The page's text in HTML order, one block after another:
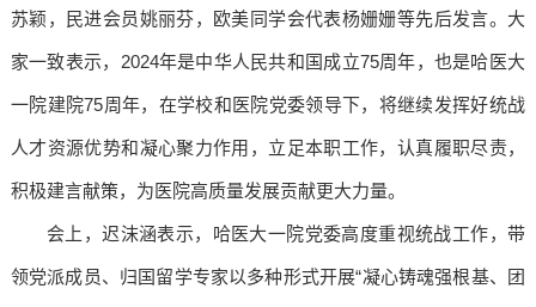
苏颖，民进会员姚丽芬，欧美同学会代表杨姗姗等先后发言。大
家一致表示，2024年是中华人民共和国成立75周年，也是哈医大
一院建院75周年，在学校和医院党委领导下，将继续发挥好统战
人才资源优势和凝心聚力作用，立足本职工作，认真履职尽责，
积极建言献策，为医院高质量发展贡献更大力量。
会上，迟沫涵表示，哈医大一院党委高度重视统战工作，带
领党派成员、归国留学专家以多种形式开展“凝心铸魂强根基、团